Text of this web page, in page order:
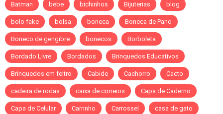
Batman bebe bichinhos Bijuterias blog
bolo fake bolsa boneca Boneca de Pano
Boneco de gengibre bonecos Borboleta
Bordado Livre Bordados Brinquedos Educativos
Brinquedos em feltro Cabide Cachorro Cacto
cadeira de rodas caixa de correios Capa de Caderno
Capa de Celular Carrinho Carrossel casa de gato